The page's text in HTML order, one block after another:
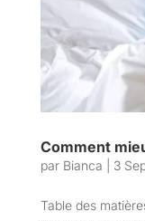
Comment
par Bianca 3
Table des